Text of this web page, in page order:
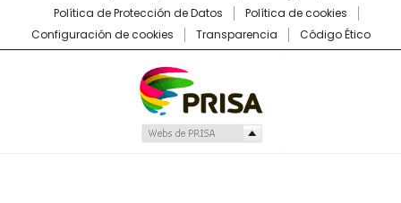
Política de Protección de Datos
Política de cookies
Configuración de cookies
Transparencia Código Ético